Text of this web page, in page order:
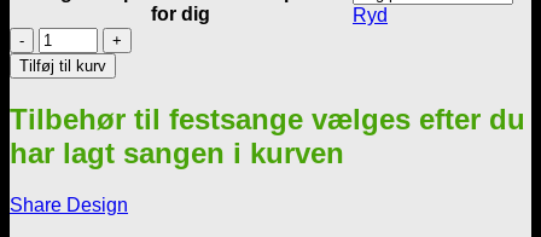
for dig
Ryd
Omba
–
omba
omba
iiih
-
antal
Tilføj til kurv
Tilbehør til festsange vælges efter du
har lagt sangen i kurven
Share Design